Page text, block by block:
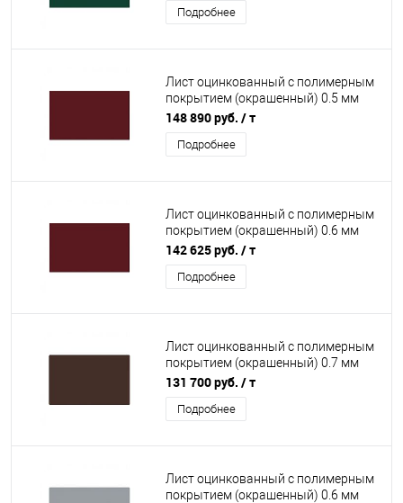
Подробнее
Лист оцинкованный с полимерным
покрытием (окрашенный) 0.5 мм
RAL 3005
148 890 руб. / т
Подробнее
Лист оцинкованный с полимерным
покрытием (окрашенный) 0.6 мм
RAL 3005
142 625 руб. / т
Подробнее
Лист оцинкованный с полимерным
покрытием (окрашенный) 0.7 мм
RAL 8017
131 700 руб. / т
Подробнее
Лист оцинкованный с полимерным
покрытием (окрашенный) 0.6 мм